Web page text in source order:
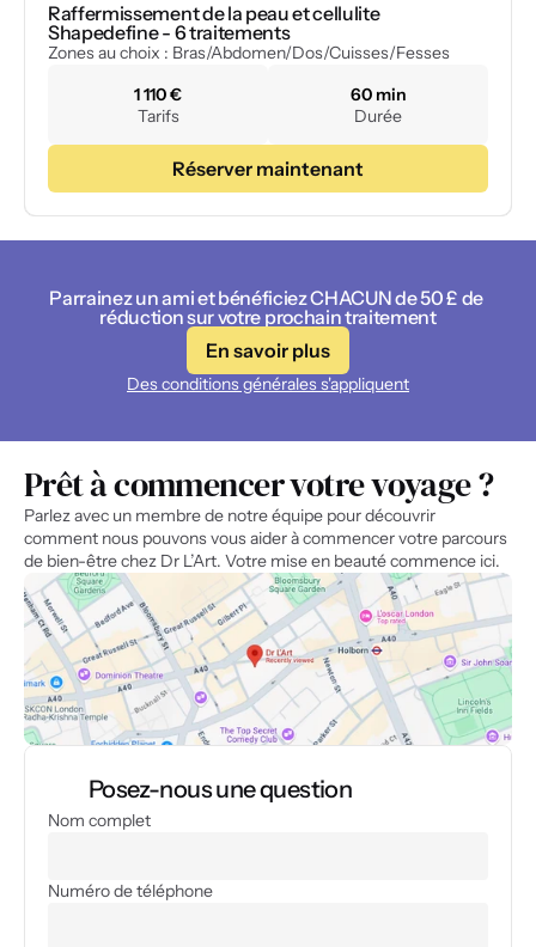
Raffermissement de la peau et cellulite
Shapedefine - 6 traitements
Zones au choix : Bras/Abdomen/Dos/Cuisses/Fesses
1 110 €
Tarifs
60 min
Durée
Réserver maintenant
Parrainez un ami et bénéficiez CHACUN de 50 £ de
réduction sur votre prochain traitement
En savoir plus
Des conditions générales s'appliquent
Prêt à commencer votre voyage ?
Parlez avec un membre de notre équipe pour découvrir
comment nous pouvons vous aider à commencer votre parcours
de bien-être chez Dr L’Art. Votre mise en beauté commence ici.
Posez-nous une question
Nom complet
Numéro de téléphone